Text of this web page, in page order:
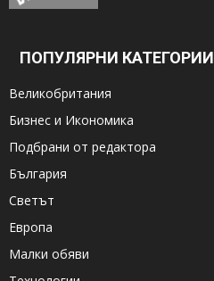
ПОПУЛЯРНИ КАТЕГОРИИ
Великобритания
Бизнес и Икономика
Подбрани от редактора
България
Светът
Европа
Малки обяви